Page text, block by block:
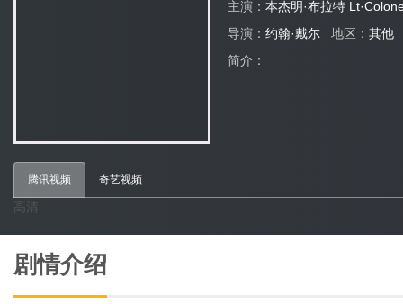
主演： 本杰明·布拉特
导演： 约翰·戴尔 地区： 其
简介：
腾讯视频 奇艺视频
高清
剧情介绍